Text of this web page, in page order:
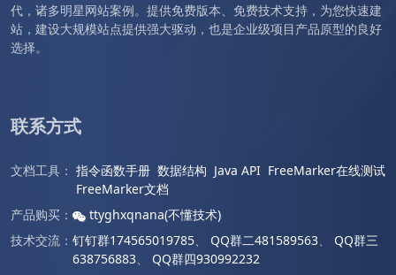
代，诸多明星网站案例。提供免费版本、免费技术支持，为您快速建
站，建设大规模站点提供强大驱动，也是企业级项目产品原型的良好
选择。
联系方式
文档工具： 指令函数手册 数据结构 Java API FreeMarker在线测试
FreeMarker文档
产品购买：
ttyghxqnana(不懂技术)
技术交流： 钉钉群174565019785、 QQ群二481589563、 QQ群三
638756883、 QQ群四930992232